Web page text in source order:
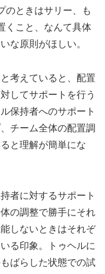
のときはサリー、も
くこと、なんて具体
な原則がほしい。
考えていると、配置
してサポートを行う
保持者へのサポート
チーム全体の配置調
と理解が簡単にな
者に対するサポート
の調整で勝手にそれ
しないときはそれぞ
る印象。トゥヘルに
ばらした状態での試